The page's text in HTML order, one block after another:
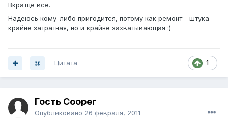
Вкратце все.
Надеюсь кому-либо пригодится, потому как ремонт - штука
крайне затратная, но и крайне захватывающая :)
1
Цитата
Гость Cooper
Опубликовано 26 февраля, 2011